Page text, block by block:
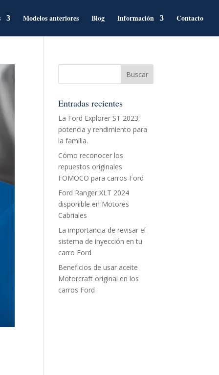
Modelos anteriores Blog Información Contacto
Entradas recientes
La Ford Explorer ST 2023:
potencia y rendimiento para
la familia.
Cómo reconocer los
repuestos originales
FOMOCO para carros Ford
Ford Ranger XLT 2024
disponible en Motores
Cabriales
La importancia de revisar el
sistema de inyección en tu
carro Ford
Beneficios de usar aceite
Motorcraft original en los
carros Ford